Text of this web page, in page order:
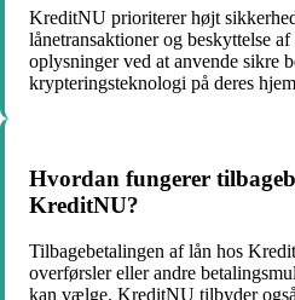
KreditNU prioriterer højt
lånetransaktioner og beskyttelse
oplysninger ved at anvende sikre
krypteringsteknologi på deres
Hvordan fungerer
KreditNU?
Tilbagebetalingen af lån hos
overførsler eller andre
kan vælge. KreditNU tilbyder